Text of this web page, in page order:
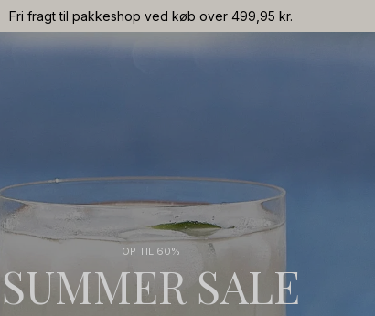
Fri fragt til pakkeshop ved køb over 499,95 kr.
OP TIL 60%
SUMMER SALE